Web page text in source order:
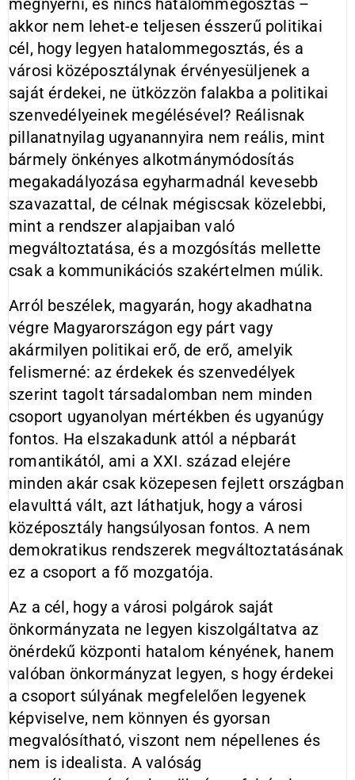
megnyerni, és nincs hatalommegosztás –
akkor nem lehet-e teljesen ésszerű politikai
cél, hogy legyen hatalommegosztás, és a
városi középosztálynak érvényesüljenek a
saját érdekei, ne ütközzön falakba a politikai
szenvedélyeinek megélésével? Reálisnak
pillanatnyilag ugyanannyira nem reális, mint
bármely önkényes alkotmánymódosítás
megakadályozása egyharmadnál kevesebb
szavazattal, de célnak mégiscsak közelebbi,
mint a rendszer alapjaiban való
megváltoztatása, és a mozgósítás mellette
csak a kommunikációs szakértelmen múlik.
Arról beszélek, magyarán, hogy akadhatna
végre Magyarországon egy párt vagy
akármilyen politikai erő, de erő, amelyik
felismerné: az érdekek és szenvedélyek
szerint tagolt társadalomban nem minden
csoport ugyanolyan mértékben és ugyanúgy
fontos. Ha elszakadunk attól a népbarát
romantikától, ami a XXI. század elejére
minden akár csak közepesen fejlett országban
elavulttá vált, azt láthatjuk, hogy a városi
középosztály hangsúlyosan fontos. A nem
demokratikus rendszerek megváltoztatásának
ez a csoport a fő mozgatója.
Az a cél, hogy a városi polgárok saját
önkormányzata ne legyen kiszolgáltatva az
önérdekű központi hatalom kényének, hanem
valóban önkormányzat legyen, s hogy érdekei
a csoport súlyának megfelelően legyenek
képviselve, nem könnyen és gyorsan
megvalósítható, viszont nem népellenes és
nem is idealista. A valóság